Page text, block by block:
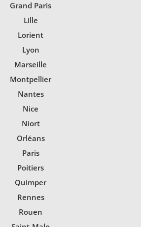
Grand Paris
Lille
Lorient
Lyon
Marseille
Montpellier
Nantes
Nice
Niort
Orléans
Paris
Poitiers
Quimper
Rennes
Rouen